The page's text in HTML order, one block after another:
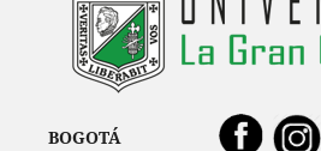
BOGOTÁ